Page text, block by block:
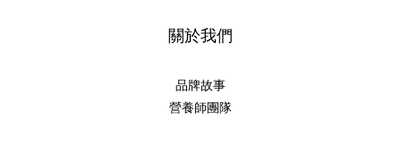
關於我們
品牌故事
營養師團隊